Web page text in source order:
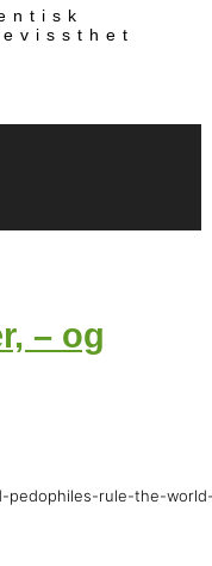
– og
pedophiles-rule-the-